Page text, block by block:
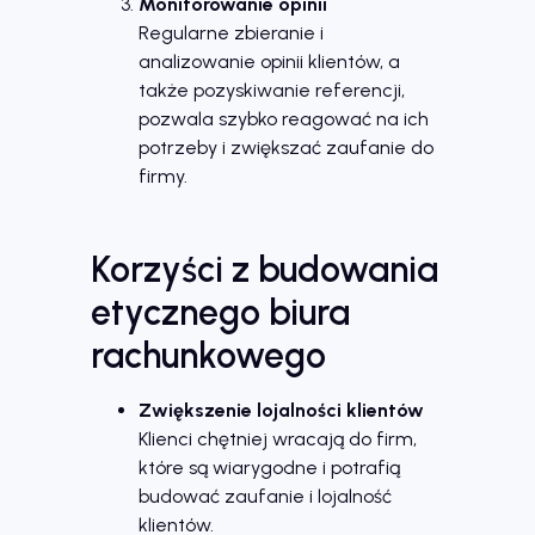
Regularne zbieranie i
analizowanie opinii klientów, a
także pozyskiwanie referencji,
pozwala szybko reagować na ich
potrzeby i zwiększać zaufanie do
firmy.
Korzyści z budowania
etycznego biura
rachunkowego
Zwiększenie lojalności klientów
Klienci chętniej wracają do firm,
które są wiarygodne i potrafią
budować zaufanie i lojalność
klientów.